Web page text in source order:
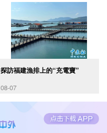
探訪福建漁排上的“充電寶”
08-07